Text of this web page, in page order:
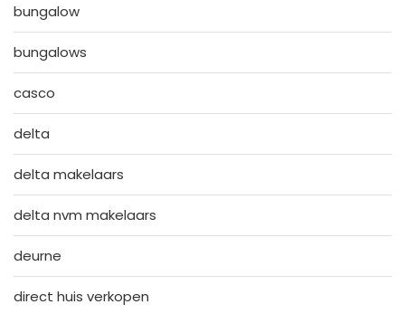
bungalow
bungalows
casco
delta
delta makelaars
delta nvm makelaars
deurne
direct huis verkopen